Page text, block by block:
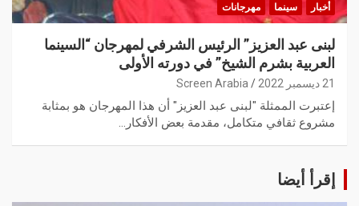
أخبار سينما مهرجانات
لبنى عبد العزيز” الرئيس الشرفي لمهرجان “السينما
العربية بشرم الشيخ” في دورته الأولى
21 ديسمبر 2022 Screen Arabia
إعتبرت الممثلة "لبنى عبد العزيز" أن هذا المهرجان هو بمثابة
مشروع ثقافي متكامل، مقدمة بعض الأفكار…
إقرأ أيضا